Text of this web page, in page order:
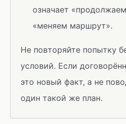
означает
«меняем маршрут».
Не повторяйте попытку
условий. Если
это новый факт, а не
один такой же план.